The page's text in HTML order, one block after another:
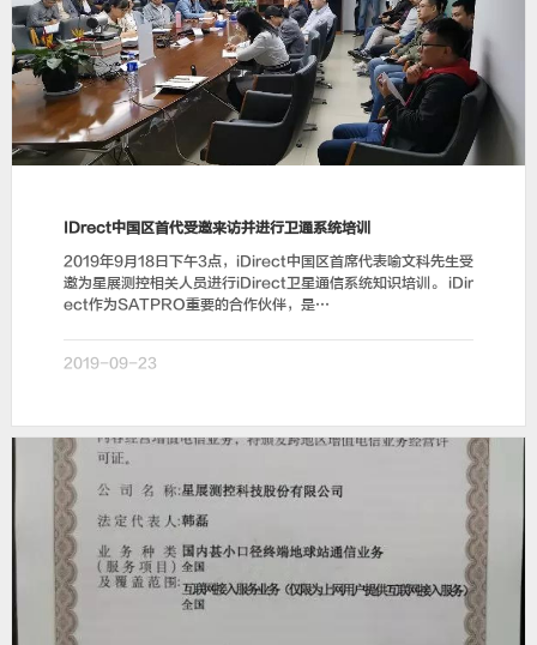
iDrect中国区首代受邀来访并进行卫通系统培训
2019年9月18日下午3点，iDirect中国区首席代表喻文科先生受
邀为星展测控相关人员进行iDirect卫星通信系统知识培训。 iDir
ect作为SATPRO重要的合作伙伴，是…
2019-09-23